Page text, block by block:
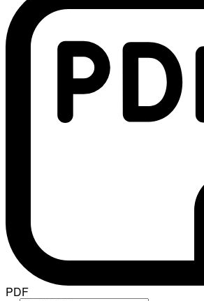
PDF